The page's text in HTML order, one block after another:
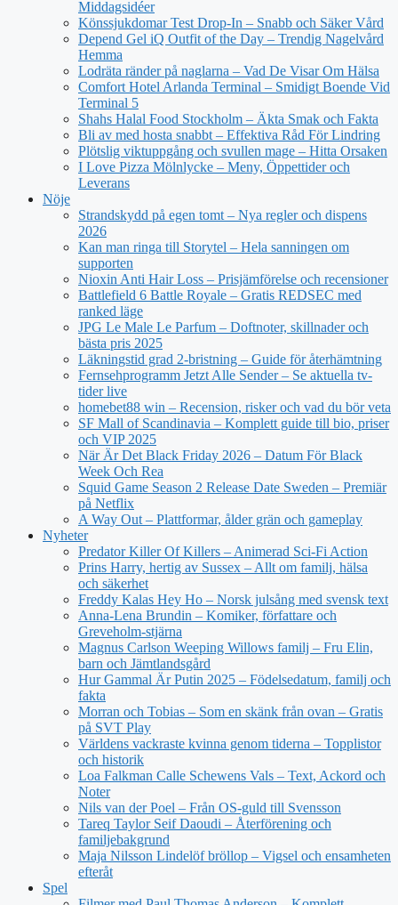
Middagsidéer
Könssjukdomar Test Drop-In – Snabb och Säker Vård
Depend Gel iQ Outfit of the Day – Trendig Nagelvård
Hemma
Lodräta ränder på naglarna – Vad De Visar Om Hälsa
Comfort Hotel Arlanda Terminal – Smidigt Boende Vid
Terminal 5
Shahs Halal Food Stockholm – Äkta Smak och Fakta
Bli av med hosta snabbt – Effektiva Råd För Lindring
Plötslig viktuppgång och svullen mage – Hitta Orsaken
I Love Pizza Mölnlycke – Meny, Öppettider och
Leverans
Nöje
Strandskydd på egen tomt – Nya regler och dispens
2026
Kan man ringa till Storytel – Hela sanningen om
supporten
Nioxin Anti Hair Loss – Prisjämförelse och recensioner
Battlefield 6 Battle Royale – Gratis REDSEC med
ranked läge
JPG Le Male Le Parfum – Doftnoter, skillnader och
bästa pris 2025
Läkningstid grad 2-bristning – Guide för återhämtning
Fernsehprogramm Jetzt Alle Sender – Se aktuella tv-
tider live
homebet88 win – Recension, risker och vad du bör veta
SF Mall of Scandinavia – Komplett guide till bio, priser
och VIP 2025
När Är Det Black Friday 2026 – Datum För Black
Week Och Rea
Squid Game Season 2 Release Date Sweden – Premiär
på Netflix
A Way Out – Plattformar, ålder grän och gameplay
Nyheter
Predator Killer Of Killers – Animerad Sci-Fi Action
Prins Harry, hertig av Sussex – Allt om familj, hälsa
och säkerhet
Freddy Kalas Hey Ho – Norsk julsång med svensk text
Anna-Lena Brundin – Komiker, författare och
Greveholm-stjärna
Magnus Carlson Weeping Willows familj – Fru Elin,
barn och Jämtlandsgård
Hur Gammal Är Putin 2025 – Födelsedatum, familj och
fakta
Morran och Tobias – Som en skänk från ovan – Gratis
på SVT Play
Världens vackraste kvinna genom tiderna – Topplistor
och historik
Loa Falkman Calle Schewens Vals – Text, Ackord och
Noter
Nils van der Poel – Från OS-guld till Svensson
Tareq Taylor Seif Daoudi – Återförening och
familjebakgrund
Maja Nilsson Lindelöf bröllop – Vigsel och ensamheten
efteråt
Spel